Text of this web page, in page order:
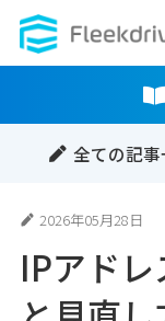
全ての記事
2026年05月28日
IPアド